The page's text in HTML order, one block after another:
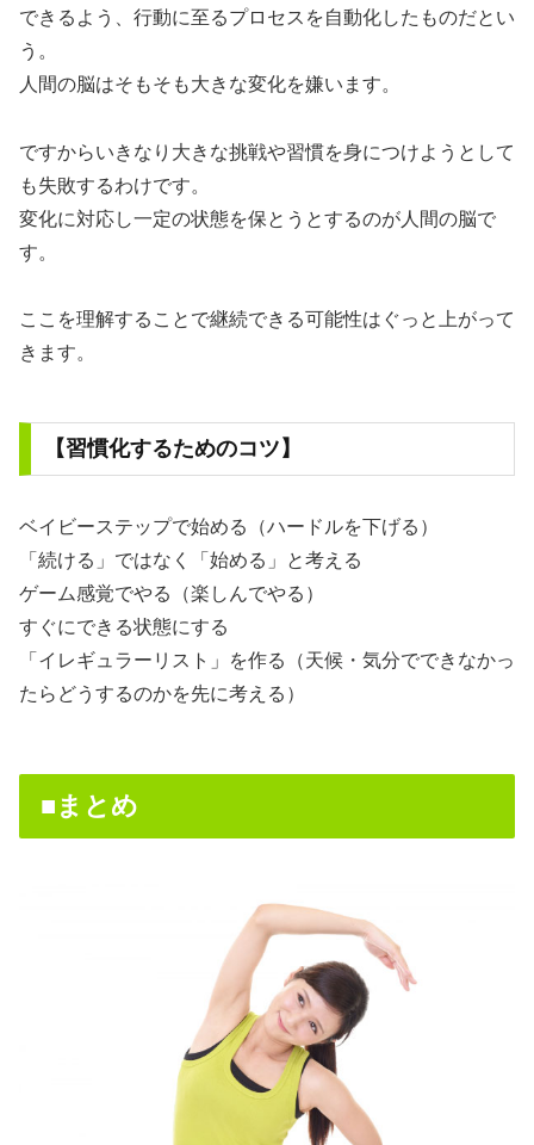
できるよう、行動に至るプロセスを自動化したものだとい
う。
人間の脳はそもそも大きな変化を嫌います。
ですからいきなり大きな挑戦や習慣を身につけようとして
も失敗するわけです。
変化に対応し一定の状態を保とうとするのが人間の脳で
す。
ここを理解することで継続できる可能性はぐっと上がって
きます。
【習慣化するためのコツ】
ベイビーステップで始める（ハードルを下げる）
「続ける」ではなく「始める」と考える
ゲーム感覚でやる（楽しんでやる）
すぐにできる状態にする
「イレギュラーリスト」を作る（天候・気分でできなかっ
たらどうするのかを先に考える）
■まとめ